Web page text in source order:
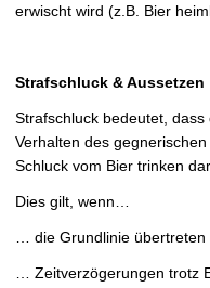
erwischt wird (z.B. Bier
Strafschluck & Aussetzen
Strafschluck bedeutet,
Verhalten des
Schluck vom Bier trinken
Dies gilt, wenn…
… die Grundlinie übertreten
… Zeitverzögerungen trotz